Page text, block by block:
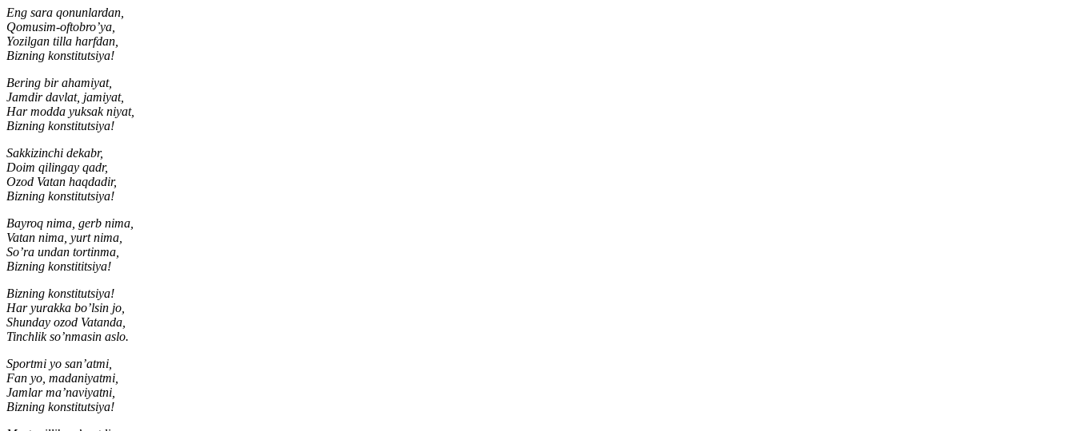
Eng sara qonunlardan,
Qomusim-oftobro’ya,
Yozilgan tilla harfdan,
Bizning konstitutsiya!
Bering bir ahamiyat,
Jamdir davlat, jamiyat,
Har modda yuksak niyat,
Bizning konstitutsiya!
Sakkizinchi dekabr,
Doim qilingay qadr,
Ozod Vatan haqdadir,
Bizning konstitutsiya!
Bayroq nima, gerb nima,
Vatan nima, yurt nima,
So’ra undan tortinma,
Bizning konstititsiya!
Bizning konstitutsiya!
Har yurakka bo’lsin jo,
Shunday ozod Vatanda,
Tinchlik so’nmasin aslo.
Sportmi yo san’atmi,
Fan yo, madaniyatmi,
Jamlar ma’naviyatni,
Bizning konstitutsiya!